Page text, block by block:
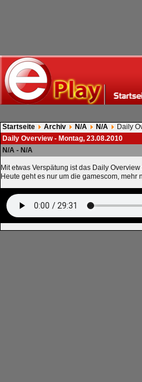
Startseite Archiv N/A N/A
Daily
Daily Overview - Montag, 23.08.2010
N/A - N/A
Mit etwas Verspätung ist das Daily
Heute geht es nur um die gamescom, mehr